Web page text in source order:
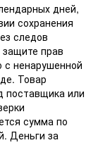
дней,
сохранения
следов
защите прав
с ненарушенной
Товар
поставщика или
сумма по
Деньги за